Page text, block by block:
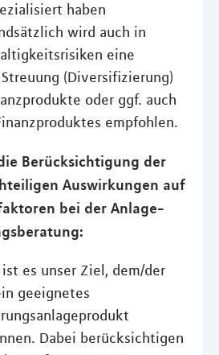
haben
wird auch in
eine
(Diversifizierung)
oder ggf. auch
empfohlen.
Berücksichtigung der
Auswirkungen auf
bei der Anlage-
es unser Ziel, dem/der
geeignetes
Dabei berücksichtigen